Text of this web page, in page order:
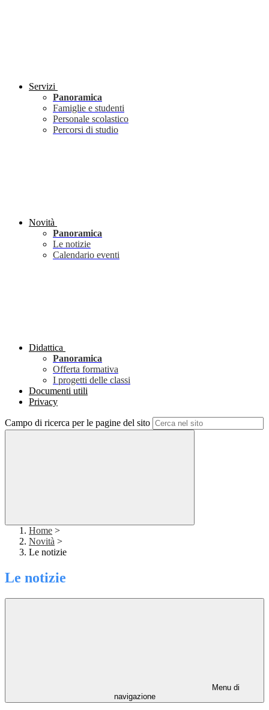
Servizi
Panoramica
Famiglie e studenti
Personale scolastico
Percorsi di studio
Novità
Panoramica
Le notizie
Calendario eventi
Didattica
Panoramica
Offerta formativa
I progetti delle classi
Documenti utili
Privacy
Campo di ricerca per le pagine del sito
Home >
Novità >
Le notizie
Le notizie
Menu di
navigazione